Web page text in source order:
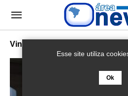
Vinicius Jr
Esse site utiliza
Ok